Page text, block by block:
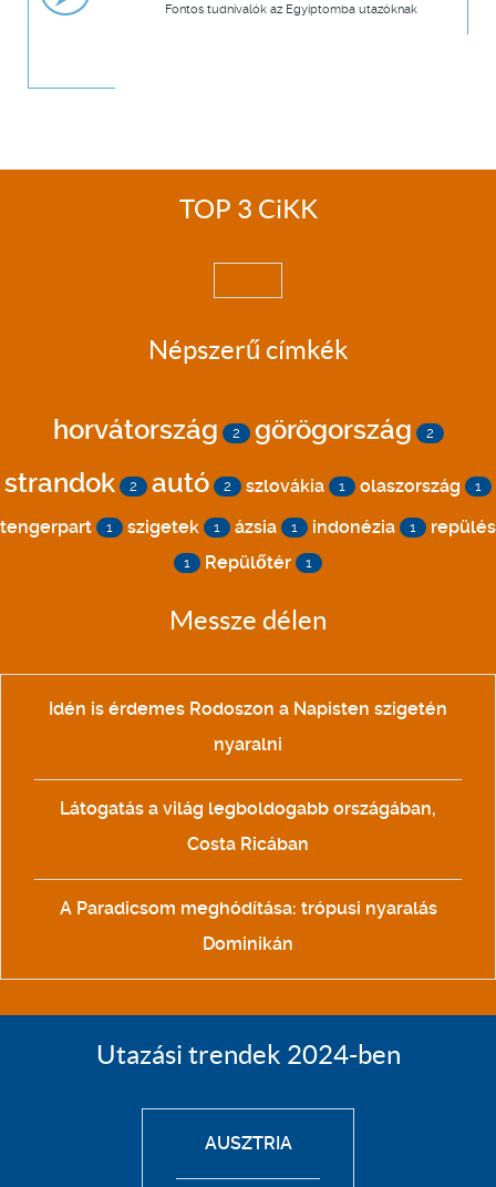
Fontos tudnivalók az Egyiptomba utazóknak
TOP 3 CiKK
Népszerű címkék
horvátország 2 görögország 2
strandok 2 autó 2 szlovákia 1 olaszország 1
tengerpart 1 szigetek 1 ázsia 1 indonézia 1 repülés
1 Repülőtér 1
Messze délen
Idén is érdemes Rodoszon a Napisten szigetén
nyaralni
Látogatás a világ legboldogabb országában,
Costa Ricában
A Paradicsom meghódítása: trópusi nyaralás
Dominikán
Utazási trendek 2024-ben
AUSZTRIA